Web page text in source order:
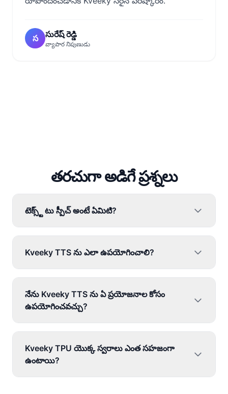
స సురేష్ రెడ్డి
వ్యాపార నిపుణుడు
తరచుగా అడిగే ప్రశ్నలు
టెక్స్ట్ టు స్పీచ్ అంటే ఏమిటి?
Kveeky TTS ను ఎలా ఉపయోగించాలి?
నేను Kveeky TTS ను ఏ ప్రయోజనాల కోసం
ఉపయోగించవచ్చు?
Kveeky TPU యొక్క స్వరాలు ఎంత సహజంగా
ఉంటాయి?